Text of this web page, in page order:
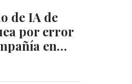
de IA de
por error
en…